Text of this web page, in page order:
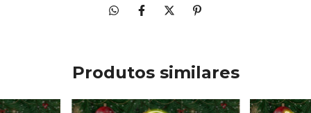
Produtos similares